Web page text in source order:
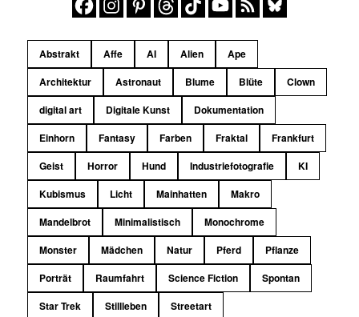
Abstrakt Affe AI Alien
Ape
Architektur
Astronaut Blume Blüte
Clown
digital art
Digitale Kunst
Dokumentation
Einhorn
Fantasy Farben Fraktal
Frankfurt
Geist
Horror Hund Industriefotografie
KI
Kubismus
Licht Mainhatten
Makro
Mandelbrot
Minimalistisch
Monochrome
Monster
Mädchen Natur Pferd
Pflanze
Porträt
Raumfahrt Science Fiction
Spontan
Star Trek
Stillleben Streetart